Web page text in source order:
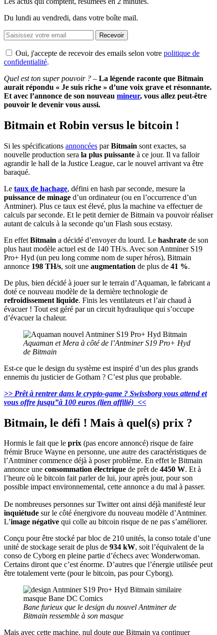
Du lundi au vendredi, dans votre boîte mail.
Recevoir
Oui, j'accepte de recevoir des emails selon votre politique de
confidentialité.
Quel est ton super pouvoir ? – La légende raconte que Bitmain
aurait répondu « Je suis riche » d’une voix grave et résonnante.
Et avec l’annonce de son nouveau mineur, vous allez peut-être
pouvoir le devenir vous aussi.
Bitmain et Robin versus le bitcoin !
Si les spécifications annoncées parBitmain sont exactes, sa
nouvelle production sera la plus puissante à ce jour. Il va falloir
agrandir le hall de la Justice League, car le nouvel arrivant va être
baraqué.
Le taux de hachage, défini en hash par seconde, mesure la
puissance de minage d’un ordinateur (ou en l’occurrence d’un
Antminer). Plus ce taux est élevé, plus la machine va effectuer de
calculs par seconde. Et le petit dernier de Bitmain va pouvoir réaliser
autant de calculs à la seconde qu’un Flash sous ecstasy.
En effet Bitmain a décidé d’envoyer du lourd. Le hashrate de son
plus haut modèle actuel est de 140 TH/s. Avec son Antminer S19
Pro+ Hyd (un peu long comme nom de super héros), Bitmain
annonce 198 TH/s, soit une augmentation de plus de 41 %.
De plus, bien décidé à jouer sur le terrain d’Aquaman, le fabricant a
doté ce nouveau modèle de la dernière technologie de
refroidissement liquide. Finis les ventilateurs et l’air chaud à
évacuer ! Tout est géré par un circuit hydraulique qui s’occupe
d’évacuer la chaleur.
Aquaman et Mera à côté de l’Antminer S19 Pro+ Hyd
de Bitmain
Est-ce que le design du système est inspiré d’un des plus grands
ennemis du justicier de Gotham ? C’est plus que probable.
>> Prêt à rentrer dans le crypto-game ? Swissborg vous attend et
vous offre jusqu”à 100 euros (lien affilié) <<
Bitmain, le défi ! Mais à quel(s) prix ?
Hormis le fait que le prix (pas encore annoncé) risque de faire
frémir Bruce Wayne en personne, une autre des caractéristiques de
l’Antminer commence déjà à poser problème. En effet le Bitmain
annonce une consommation électrique de prêt de 4450 W. Et à
l’heure où le bitcoin fait parler de lui, jour après jour, pour son
possible impact environnemental, cette annonce a du mal à passer.
De nombreuses personnes sur Twitter ont ainsi déjà manifesté leur
inquiétude sur le côté énergivore du nouveau modèle d’Antminer.
L’image négative qui colle au bitcoin risque de ne pas s’améliorer.
Conçu pour être stocké par bloc de 210 unités, la conso totale d’une
unité de stockage serait de plus de 934 kW, soit l’équivalent de la
conso de Cyborg en pleine partie d’échecs avec Wonderwoman.
Certains diront que c’est énorme. D’autres que l’énergie utilisée peut
être totalement verte (pour le bitcoin, pas pour Cyborg).
Bane furieux que le design du nouvel Antminer de
Bitmain ressemble à son masque
Mais avec cette machine, nul doute que Bitmain va continuer